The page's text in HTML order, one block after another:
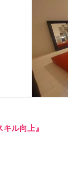
ル向上』